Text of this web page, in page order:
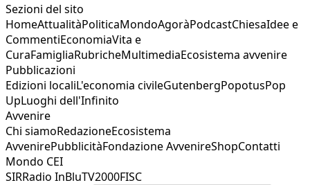
Sezioni del sito
HomeAttualitàPoliticaMondoAgoràPodcastChiesaIdee e
CommentiEconomiaVita e
CuraFamigliaRubricheMultimediaEcosistema avvenire
Pubblicazioni
Edizioni localiL'economia civileGutenbergPopotusPop
UpLuoghi dell'Infinito
Avvenire
Chi siamoRedazioneEcosistema
AvvenirePubblicitàFondazione AvvenireShopContatti
Mondo CEI
SIRRadio InBluTV2000FISC